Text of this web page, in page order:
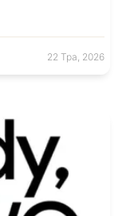
22 Тра, 2026